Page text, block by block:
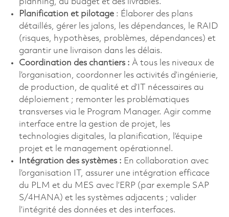
planning, du budget et des livrables.
Planification et pilotage : Élaborer des plans
détaillés, gérer les jalons, les dépendances, le RAID
(risques, hypothèses, problèmes, dépendances) et
garantir une livraison dans les délais.
Coordination des chantiers : À tous les niveaux de
l’organisation, coordonner les activités d’ingénierie,
de production, de qualité et d’IT nécessaires au
déploiement ; remonter les problématiques
transverses via le Program Manager. Agir comme
interface entre la gestion de projet, les
technologies digitales, la planification, l’équipe
projet et le management opérationnel.
Intégration des systèmes : En collaboration avec
l’organisation IT, assurer une intégration efficace
du PLM et du MES avec l’ERP (par exemple SAP
S/4HANA) et les systèmes adjacents ; valider
l’intégrité des données et des interfaces.